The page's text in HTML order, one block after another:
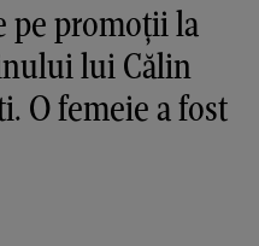
pe promoții la
lui Călin
O femeie a fost